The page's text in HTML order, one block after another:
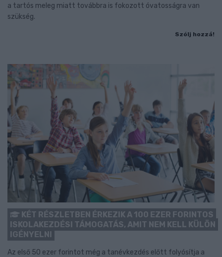
a tartós meleg miatt továbbra is fokozott óvatosságra van
szükség.
Szólj hozzá!
KÉT RÉSZLETBEN ÉRKEZIK A 100 EZER FORINTOS
ISKOLAKEZDÉSI TÁMOGATÁS, AMIT NEM KELL KÜLÖN
IGÉNYELNI
Az első 50 ezer forintot még a tanévkezdés előtt folyósítja a